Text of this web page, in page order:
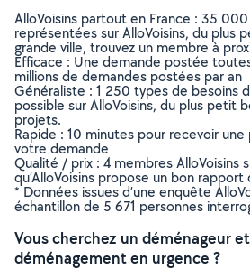
AlloVoisins partout en France : 35
représentées sur AlloVoisins, du plus
grande ville, trouvez un membre à
Efficace : Une demande postée
millions de demandes postées par an
Généraliste : 1 250 types de besoins
possible sur AlloVoisins, du plus petit
projets.
Rapide : 10 minutes pour recevoir
votre demande
Qualité / prix : 4 membres AlloVoisins
qu’AlloVoisins propose un bon
* Données issues d’une enquête
échantillon de 5 671 personnes
Vous cherchez un déménageur
déménagement en urgence ?